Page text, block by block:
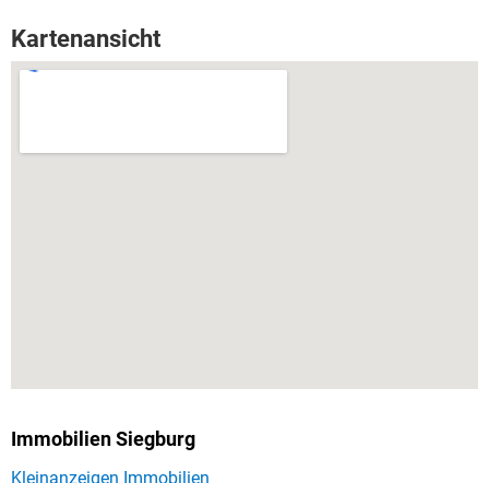
Kartenansicht
Immobilien Siegburg
Kleinanzeigen Immobilien